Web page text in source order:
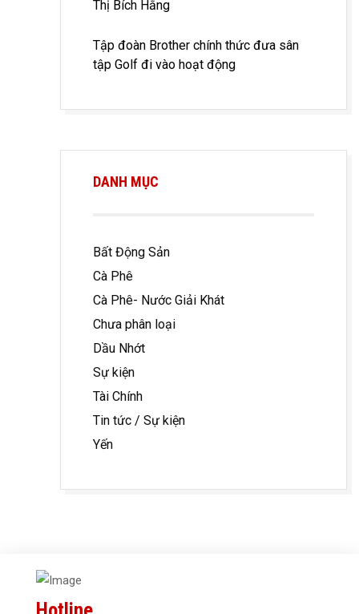
Thị Bích Hằng
Tập đoàn Brother chính thức đưa sân
tập Golf đi vào hoạt động
DANH MỤC
Bất Động Sản
Cà Phê
Cà Phê- Nước Giải Khát
Chưa phân loại
Dầu Nhớt
Sự kiện
Tài Chính
Tin tức / Sự kiện
Yến